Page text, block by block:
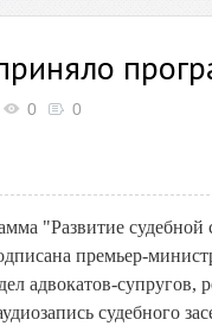
0 0
"Развитие
премьер-
адвокатов-
судебного